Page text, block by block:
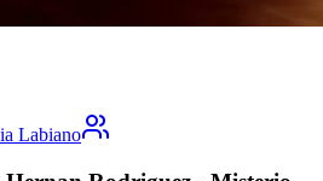
Labiano